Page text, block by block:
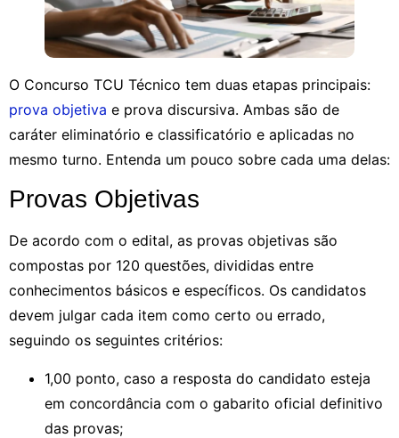
O Concurso TCU Técnico tem duas etapas principais:
prova objetiva e prova discursiva. Ambas são de
caráter eliminatório e classificatório e aplicadas no
mesmo turno. Entenda um pouco sobre cada uma delas:
Provas Objetivas
De acordo com o edital, as provas objetivas são
compostas por 120 questões, divididas entre
conhecimentos básicos e específicos. Os candidatos
devem julgar cada item como certo ou errado,
seguindo os seguintes critérios:
1,00 ponto, caso a resposta do candidato esteja
em concordância com o gabarito oficial definitivo
das provas;